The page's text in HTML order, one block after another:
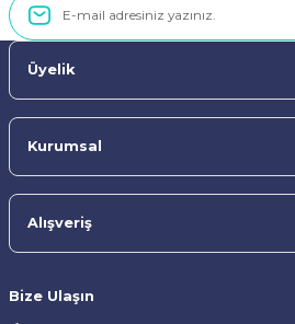
Üyelik
Kurumsal
Alışveriş
Bize Ulaşın